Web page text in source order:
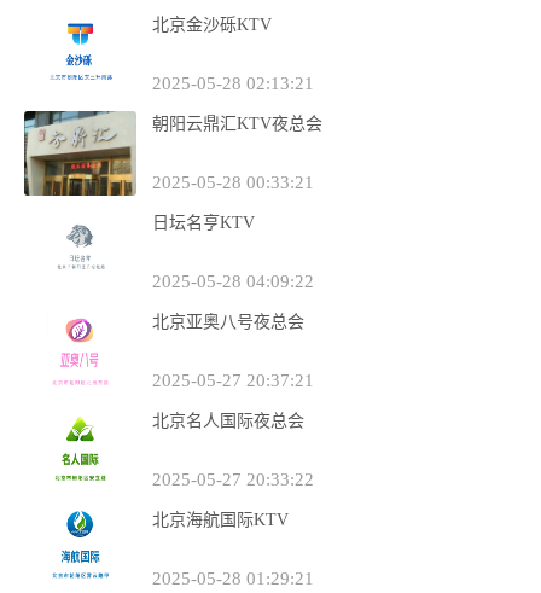
北京金沙砾KTV
2025-05-28 02:13:21
朝阳云鼎汇KTV夜总会
2025-05-28 00:33:21
日坛名亨KTV
2025-05-28 04:09:22
北京亚奥八号夜总会
2025-05-27 20:37:21
北京名人国际夜总会
2025-05-27 20:33:22
北京海航国际KTV
2025-05-28 01:29:21